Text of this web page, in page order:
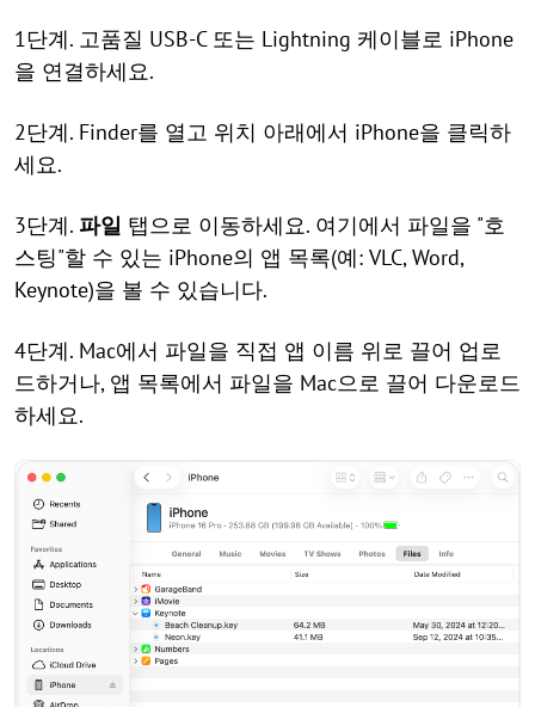
1단계. 고품질 USB-C 또는 Lightning 케이블로 iPhone
을 연결하세요.
2단계. Finder를 열고 위치 아래에서 iPhone을 클릭하
세요.
3단계. 파일 탭으로 이동하세요. 여기에서 파일을 "호
스팅"할 수 있는 iPhone의 앱 목록(예: VLC, Word,
Keynote)을 볼 수 있습니다.
4단계. Mac에서 파일을 직접 앱 이름 위로 끌어 업로
드하거나, 앱 목록에서 파일을 Mac으로 끌어 다운로드
하세요.